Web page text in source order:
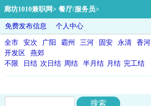
廊坊1010兼职网> 餐厅/服务员>
免费发布信息 个人中心
全市 安次 广阳 霸州 三河 固安 永清 香河
开发区
燕郊
不限
日结 次日结 周结 半月结 月结 完工结